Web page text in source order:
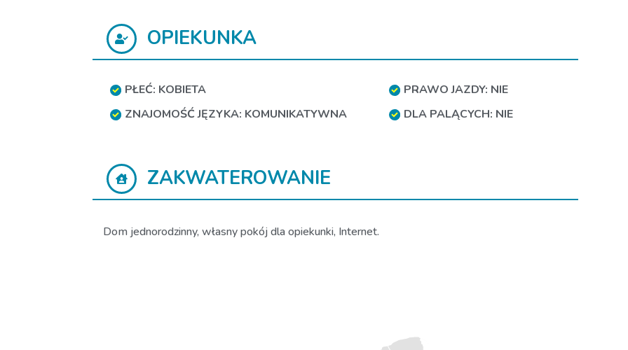
OPIEKUNKA
PŁEĆ: KOBIETA
ZNAJOMOŚĆ JĘZYKA: KOMUNIKATYWNA
PRAWO JAZDY: NIE
DLA PALĄCYCH: NIE
ZAKWATEROWANIE
Dom jednorodzinny, własny pokój dla opiekunki, Internet.